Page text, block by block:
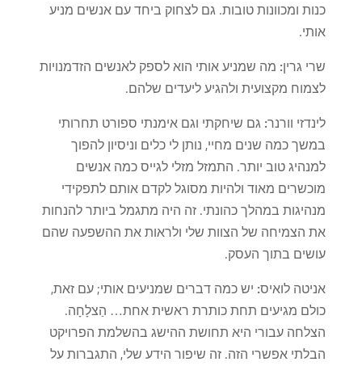
כנות ומכוונות טובות. גם לצחוק ביחד עם אנשים מניע
אותי.
שרי גרין: מה שמניע אותי הוא לספק לאנשים הזדמנויות
לצמוח מקצועית ולהגיע ליעדים שלהם.
לינדזי וורנר: גם שיחקתי וגם אימנתי ספורט תחרותי
במשך כמה שנים מחיי, נותן לי כלים וניסיון להפוך
למנהיג טוב יותר. התמזל מזלי לגייס כמה אנשים
מוכשרים מאוד ולהיות מסוגל לקדם אותם לתפקידי
מנהיגות במהלך כהונתי. זה היה מתגמל ביותר להנחות
את הצמיחה של הצוות שלי ולראות את ההשפעה שהם
עושים בתוך העסק.
אניטה לואיס: יש כמה דברים שמניעים אותי; עם זאת,
כולם מגיעים תחת כותרת ראשית אחת… הַצלָחָה.
הצלחה עבורי היא תחושת ההישג בהשלמת הפרויקט
הבלתי אפשרי הזה. זה שיפור הידע שלי, התגברות על